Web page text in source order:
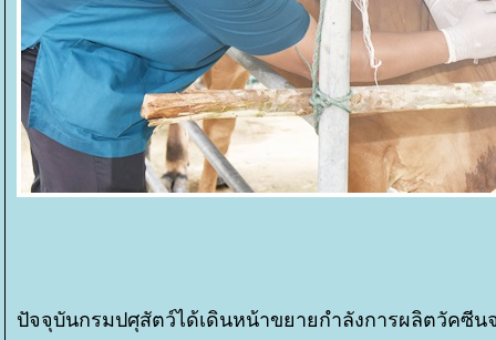
ปัจจุบันกรมปศุสัตว์ได้เดินหน้าขยายกำลังการผลิตวัคซีน